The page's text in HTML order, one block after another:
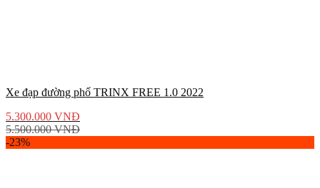
Xe đạp đường phố TRINX FREE 1.0 2022
5.300.000 VNĐ
5.500.000VNĐ
-23%